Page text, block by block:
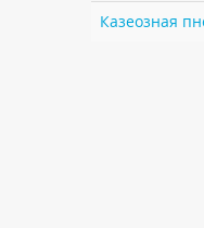
Казеозная